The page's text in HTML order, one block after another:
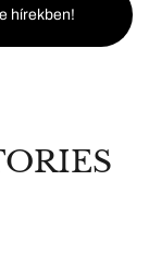
hírekben!